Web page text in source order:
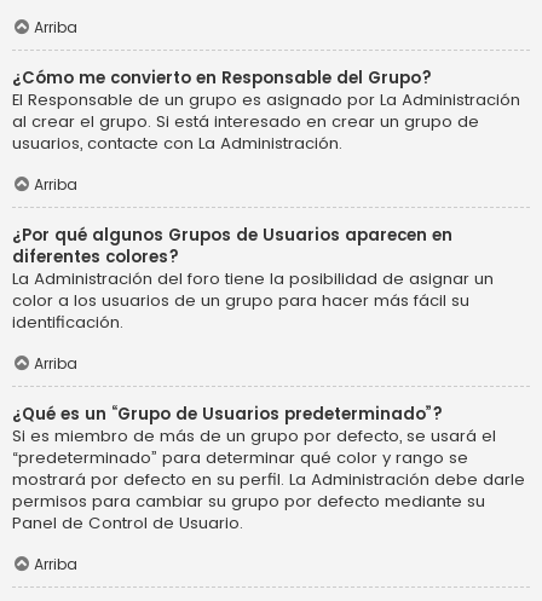
Arriba
¿Cómo me convierto en Responsable del Grupo?
El Responsable de un grupo es asignado por La Administración
al crear el grupo. Si está interesado en crear un grupo de
usuarios, contacte con La Administración.
Arriba
¿Por qué algunos Grupos de Usuarios aparecen en
diferentes colores?
La Administración del foro tiene la posibilidad de asignar un
color a los usuarios de un grupo para hacer más fácil su
identificación.
Arriba
¿Qué es un “Grupo de Usuarios predeterminado”?
Si es miembro de más de un grupo por defecto, se usará el
“predeterminado” para determinar qué color y rango se
mostrará por defecto en su perfil. La Administración debe darle
permisos para cambiar su grupo por defecto mediante su
Panel de Control de Usuario.
Arriba